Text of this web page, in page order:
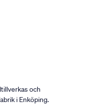
och
i Enköping.